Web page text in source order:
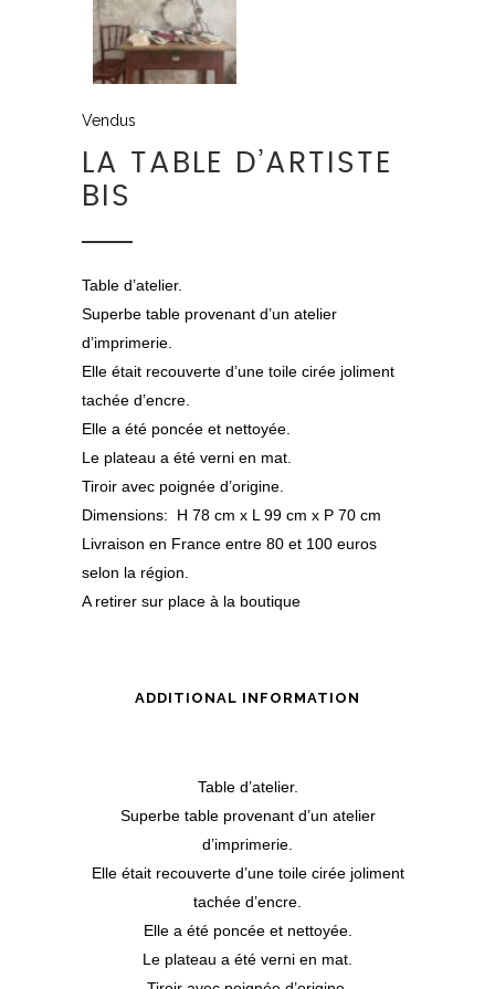
Vendus
LA TABLE D’ARTISTE
BIS
Table d’atelier.
Superbe table provenant d’un atelier
d’imprimerie.
Elle était recouverte d’une toile cirée joliment
tachée d’encre.
Elle a été poncée et nettoyée.
Le plateau a été verni en mat.
Tiroir avec poignée d’origine.
Dimensions: H 78 cm x L 99 cm x P 70 cm
Livraison en France entre 80 et 100 euros
selon la région.
A retirer sur place à la boutique
ADDITIONAL INFORMATION
Table d’atelier.
Superbe table provenant d’un atelier
d’imprimerie.
Elle était recouverte d’une toile cirée joliment
tachée d’encre.
Elle a été poncée et nettoyée.
Le plateau a été verni en mat.